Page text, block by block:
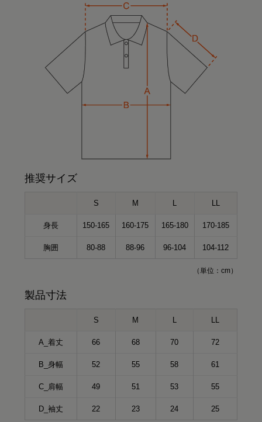
推奨サイズ
S M L LL
身長 150-165 160-175 165-180 170-185
胸囲 80-88 88-96 96-104 104-112
（単位：cm）
製品寸法
S M L LL
A_着丈 66 68 70 72
B_身幅 52 55 58 61
C_肩幅 49 51 53 55
D_袖丈 22 23 24 25